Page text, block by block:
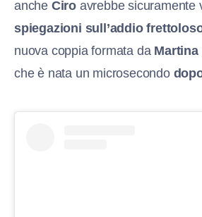
anche Ciro avrebbe sicuramente
spiegazioni sull’addio
nuova coppia formata da Martina
che è nata un microsecondo